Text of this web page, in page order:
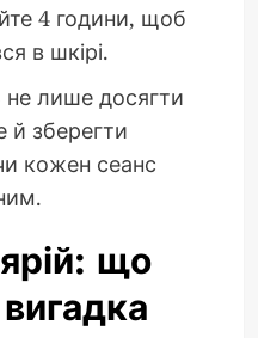
4 години, щоб
в шкірі.
лише досягти
й зберегти
кожен сеанс
що